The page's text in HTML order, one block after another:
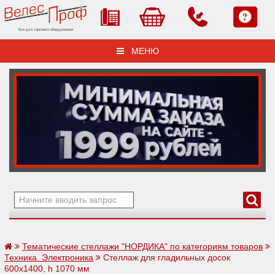
Все для торгового оборудования
МЕНЮ
Тематические стеллажи "НОРДИКА" по категориям товаров
Техника. Электроника
Стеллаж для гладильных досок
600х1400, h 1070 мм